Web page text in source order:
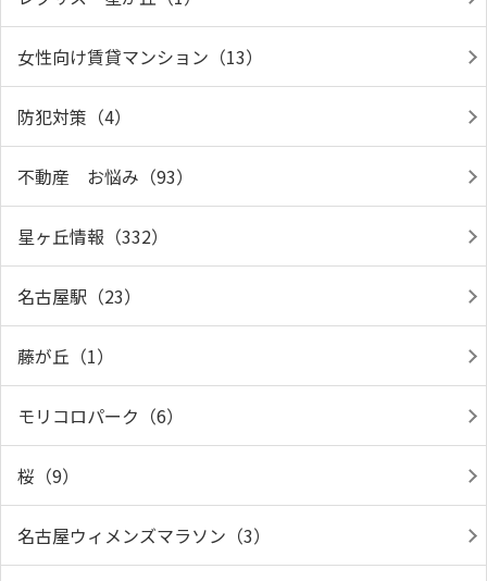
女性向け賃貸マンション（13）
防犯対策（4）
不動産 お悩み（93）
星ヶ丘情報（332）
名古屋駅（23）
藤が丘（1）
モリコロパーク（6）
桜（9）
名古屋ウィメンズマラソン（3）